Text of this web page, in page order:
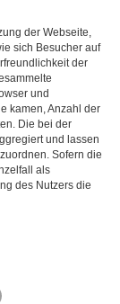
der Webseite,
sich Besucher auf
der
und
kamen, Anzahl der
Die bei der
und lassen
Sofern die
als
des Nutzers die